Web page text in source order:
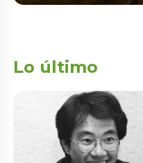
Lo último